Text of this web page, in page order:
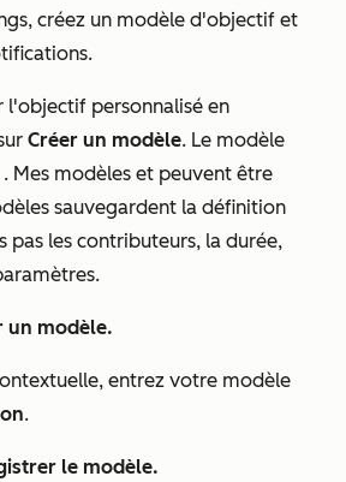
, créez un modèle d'objectif et
l'objectif personnalisé en
Créer un modèle. Le modèle
. Mes modèles et peuvent être
sauvegardent la définition
pas les contributeurs, la durée,
un modèle.
entrez votre modèle
.
le modèle.